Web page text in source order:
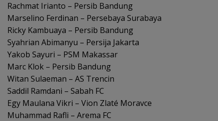
Rachmat Irianto – Persib Bandung
Marselino Ferdinan – Persebaya Surabaya
Ricky Kambuaya – Persib Bandung
Syahrian Abimanyu – Persija Jakarta
Yakob Sayuri – PSM Makassar
Marc Klok – Persib Bandung
Witan Sulaeman – AS Trencin
Saddil Ramdani – Sabah FC
Egy Maulana Vikri – Vion Zlaté Moravce
Muhammad Rafli – Arema FC